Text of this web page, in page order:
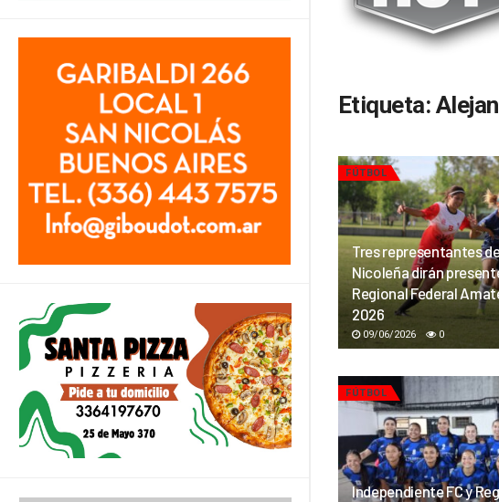
Etiqueta:
FÚTBOL
Tres representantes
Nicoleña dirán
Regional Federal
2026
09/06/2026 0
FÚTBOL
Independiente FC y